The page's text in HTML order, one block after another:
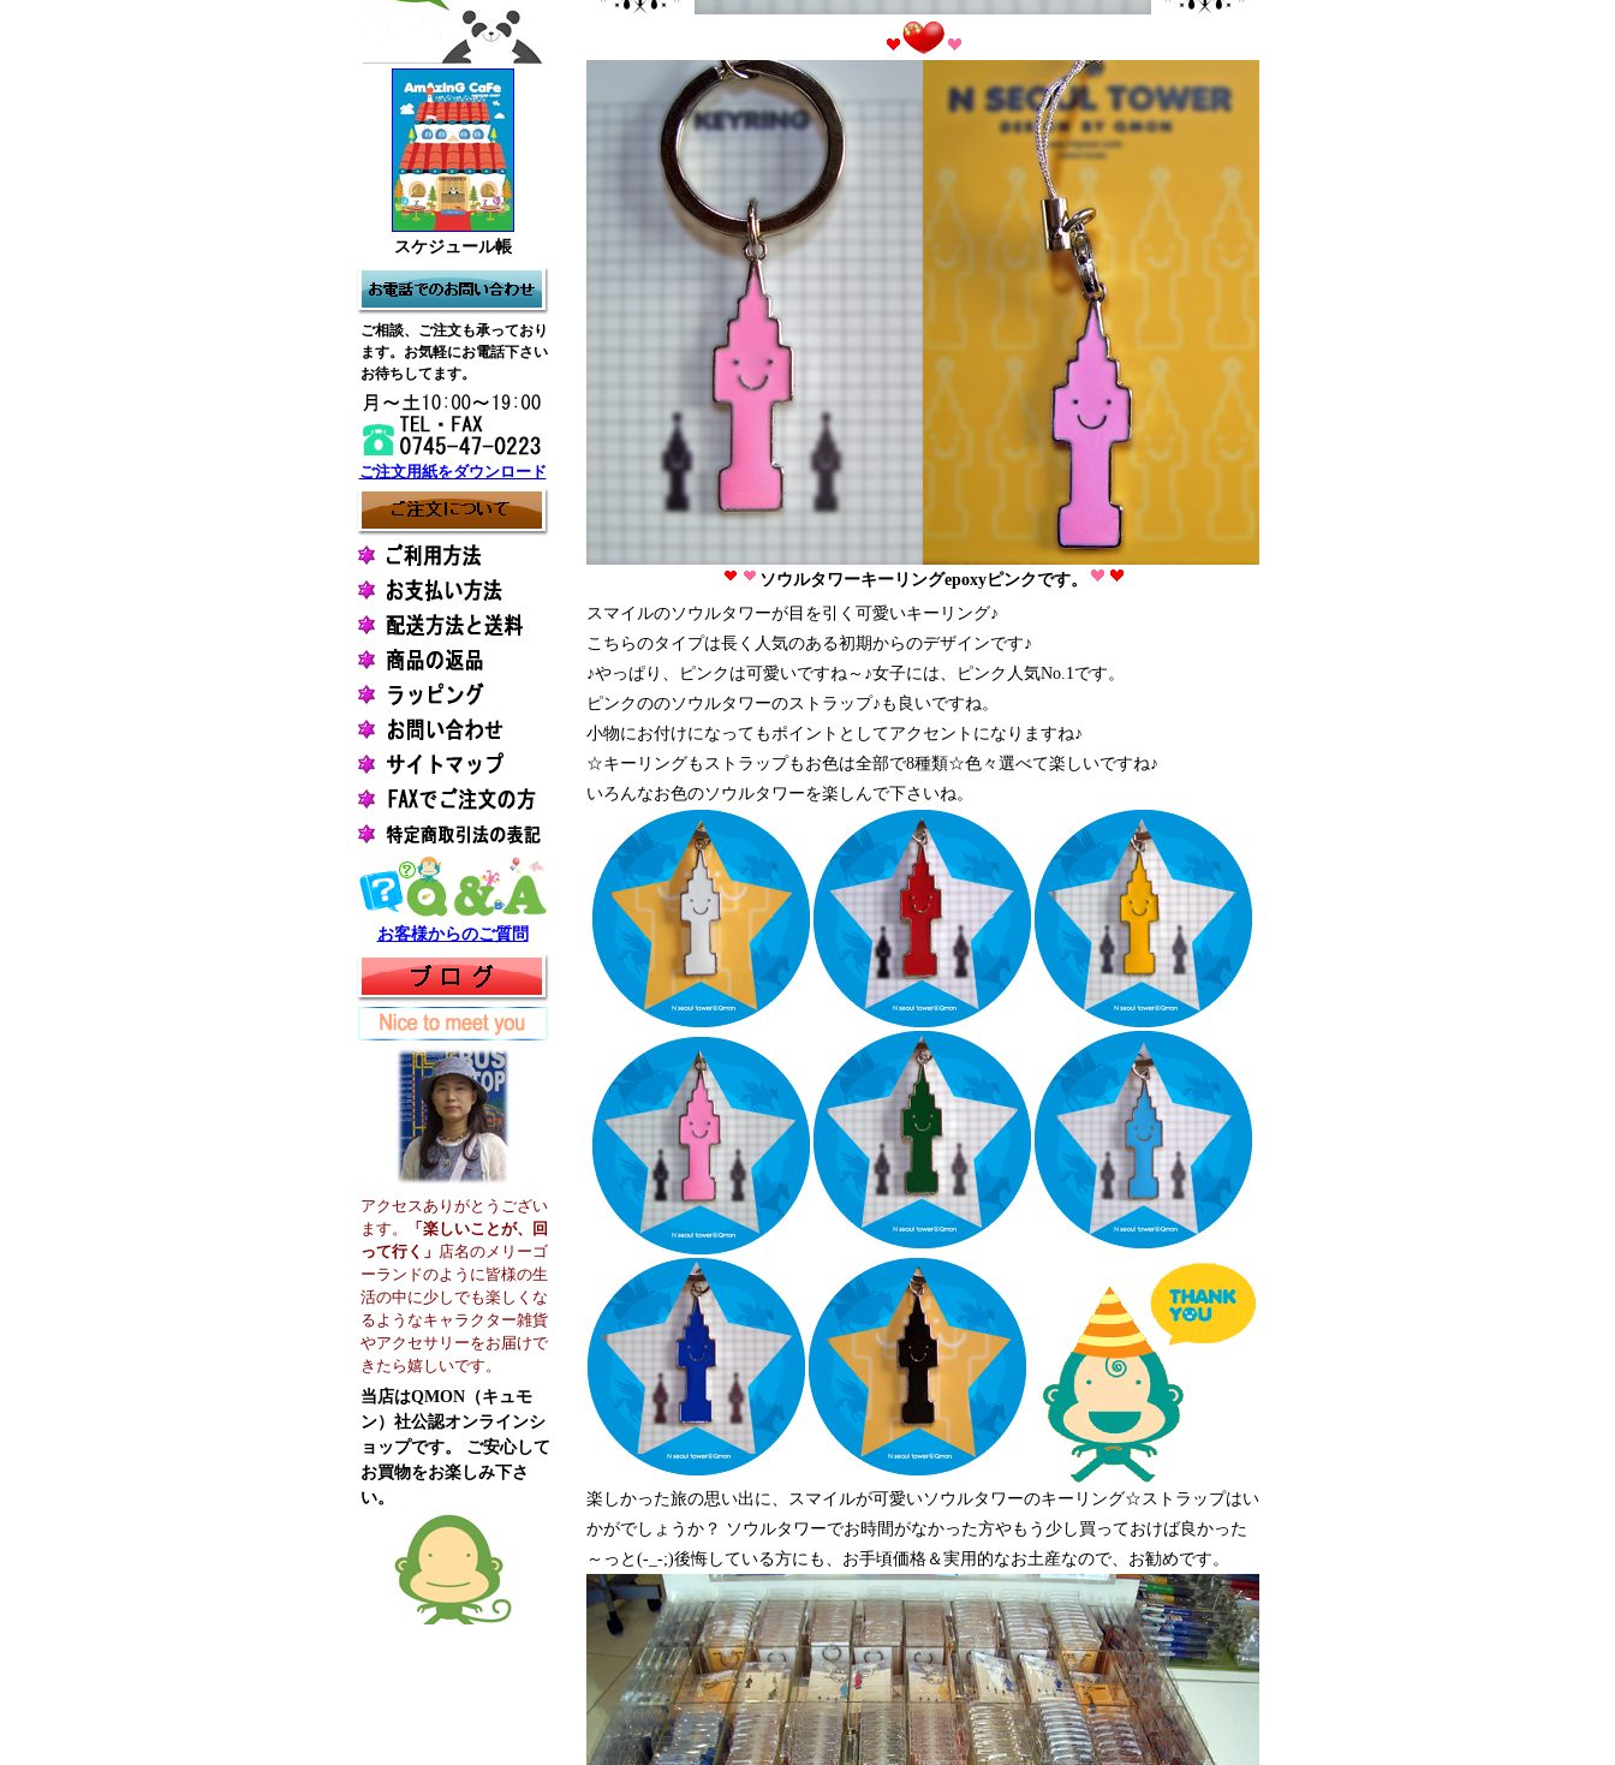
スケジュール帳
ご相談、ご注文も承っており
ます。お気軽にお電話下さい
お待ちしてます。
ご注文用紙をダウンロード
お客様からのご質問
アクセスありがとうござい
ます。
「楽しいことが、回
って行く」 店名のメリーゴ
ーランドのように皆様の生
活の中に少しでも楽しくな
るようなキャラクター雑貨
やアクセサリーをお届けで
きたら嬉しいです。
当店はQMON（キュモ
ン）社公認オンラインシ
ョップです。 ご安心して
お買物をお楽しみ下さ
い。
ソウルタワーキーリングepoxyピンクです。
スマイルのソウルタワーが目を引く可愛いキーリング♪
こちらのタイプは長く人気のある初期からのデザインです♪
♪やっぱり、ピンクは可愛いですね～♪女子には、ピンク人気No.1です。
ピンクののソウルタワーのストラップ♪も良いですね。
小物にお付けになってもポイントとしてアクセントになりますね♪
☆キーリングもストラップもお色は全部で8種類☆色々選べて楽しいですね♪
いろんなお色のソウルタワーを楽しんで下さいね。
楽しかった旅の思い出に、スマイルが可愛いソウルタワーのキーリング☆ストラップはい
かがでしょうか？ ソウルタワーでお時間がなかった方やもう少し買っておけば良かった
～っと(-_-;)後悔している方にも、お手頃価格＆実用的なお土産なので、お勧めです。